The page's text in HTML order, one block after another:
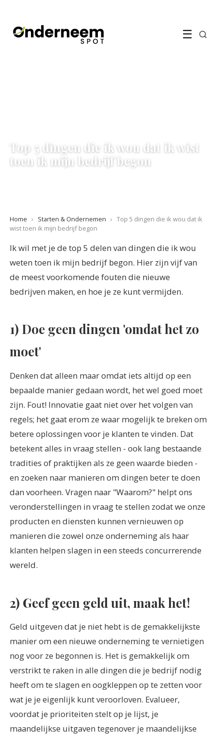
☰
Top 5 dingen die ik wou dat ik wist
toen ik mijn bedrijf begon
Home › Starten & Ondernemen › Top 5 dingen die ik wou dat ik
wist toen ik mijn bedrijf begon
Ik wil met je de top 5 delen van dingen die ik wou
weten toen ik mijn bedrijf begon. Hier zijn vijf van
de meest voorkomende fouten die nieuwe
bedrijven maken, en hoe je ze kunt vermijden.
1) Doe geen dingen 'omdat het zo
moet'
Denken dat alleen maar omdat iets altijd op een
bepaalde manier gedaan wordt, het wel goed moet
zijn. Fout! Innovatie gaat niet over het volgen van
regels; het gaat erom ze waar mogelijk te breken om
betere oplossingen voor je klanten te vinden. Dat
betekent alles in vraag stellen - ook lang bestaande
tradities of praktijken als ze geen waarde bieden -
en zoeken naar manieren om dingen beter te doen
dan voorheen. Vragen naar "Waarom?" helpt ons
veronderstellingen in vraag te stellen zodat we onze
producten en diensten kunnen vernieuwen op
manieren die zowel onze onderneming als haar
klanten helpen slagen in een steeds concurrerende
wereld.
2) Geef geen geld uit, maak het!
Geld uitgeven dat je niet hebt is de gemakkelijkste
manier om een nieuwe onderneming te vernietigen
nog voor ze begonnen is. Het is gemakkelijk om
verstrikt te raken in alle dingen die je bedrijf nodig
heeft om te slagen en oogkleppen op te zetten voor
wat je je eigenlijk kunt veroorloven. Evalueer,
voordat je prioriteiten stelt op je lijst, je
maandelijkse uitgaven tegenover je maandelijkse